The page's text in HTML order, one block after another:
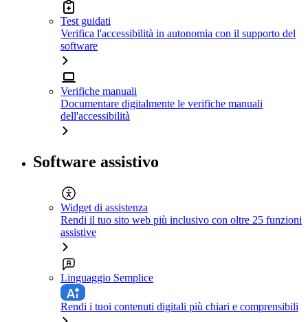
Test guidati
Verifica l'accessibilità in autonomia con il supporto del
software
Verifiche manuali
Documentare digitalmente le verifiche manuali
dell'accessibilità
Software assistivo
Widget di assistenza
Rendi il tuo sito web più inclusivo con oltre 25 funzioni
assistive
Linguaggio Semplice
Rendi i tuoi contenuti digitali più chiari e comprensibili